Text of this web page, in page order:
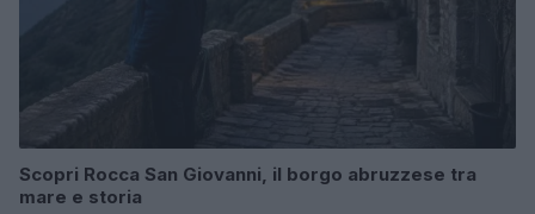
Scopri Rocca San Giovanni, il borgo abruzzese tra
mare e storia